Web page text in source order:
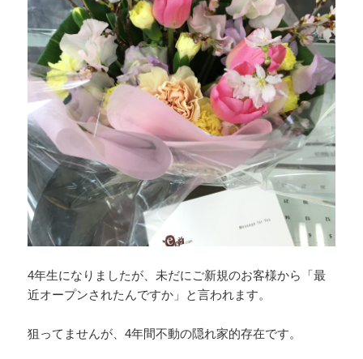
4年生になりましたが、未だにご新規のお客様から「最
近オープンされたんですか」と言われます。
狙ってませんが、4年間不動の隠れ家的存在です。